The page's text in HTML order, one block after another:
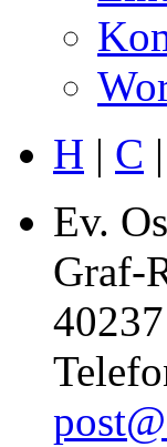
H | C |
Ev.
Graf-